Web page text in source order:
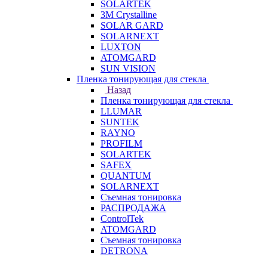
SOLARTEK
3M Crystalline
SOLAR GARD
SOLARNEXT
LUXTON
ATOMGARD
SUN VISION
Пленка тонирующая для стекла
Назад
Пленка тонирующая для стекла
LLUMAR
SUNTEK
RAYNO
PROFILM
SOLARTEK
SAFEX
QUANTUM
SOLARNEXT
Съемная тонировка
РАСПРОДАЖА
ControlTek
ATOMGARD
Съемная тонировка
DETRONA